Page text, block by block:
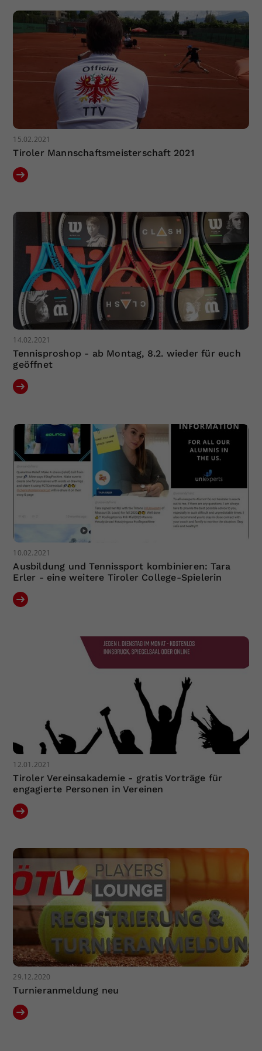
15.02.2021
Tiroler Mannschaftsmeisterschaft 2021
14.02.2021
Tennisproshop - ab Montag, 8.2. wieder für euch
geöffnet
10.02.2021
Ausbildung und Tennissport kombinieren: Tara
Erler - eine weitere Tiroler College-Spielerin
12.01.2021
Tiroler Vereinsakademie - gratis Vorträge für
engagierte Personen in Vereinen
29.12.2020
Turnieranmeldung neu
Dieser Wert speichert Ihre Consent-
Einstellungen. Unter anderem eine
zufällig generierte ID, für die
historische Speicherung Ihrer
vorgenommen Einstellungen, falls der
Webseiten-Betreiber dies eingestellt
hat.